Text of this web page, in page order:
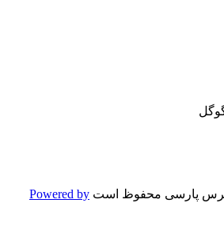
پارسی محفوظ است Powered by